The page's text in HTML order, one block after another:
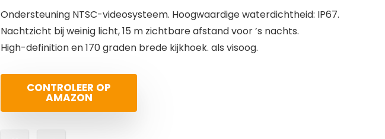
Ondersteuning NTSC-videosysteem. Hoogwaardige waterdichtheid: IP67.
Nachtzicht bij weinig licht, 15 m zichtbare afstand voor ’s nachts.
High-definition en 170 graden brede kijkhoek. als visoog.
CONTROLEER OP
AMAZON